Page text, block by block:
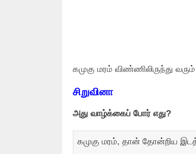
கமுகு மரம் விண்ணிலிருந்து
சிறுவினா
அது வாழ்க்கைப் போர் எது?
கமுகு மரம், தான் தோன்றிய